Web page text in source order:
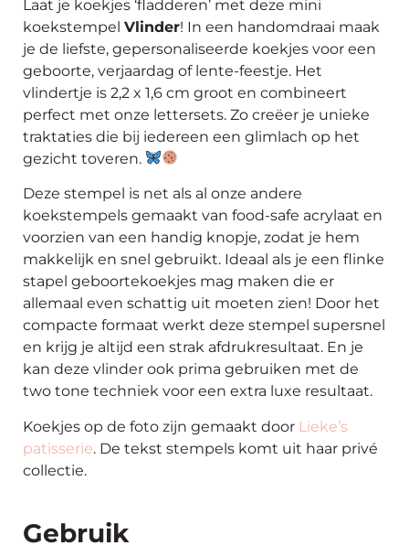
Laat je koekjes ‘fladderen’ met deze mini
koekstempel Vlinder! In een handomdraai maak
je de liefste, gepersonaliseerde koekjes voor een
geboorte, verjaardag of lente-feestje. Het
vlindertje is 2,2 x 1,6 cm groot en combineert
perfect met onze lettersets. Zo creëer je unieke
traktaties die bij iedereen een glimlach op het
gezicht toveren.
Deze stempel is net als al onze andere
koekstempels gemaakt van food-safe acrylaat en
voorzien van een handig knopje, zodat je hem
makkelijk en snel gebruikt. Ideaal als je een flinke
stapel geboortekoekjes mag maken die er
allemaal even schattig uit moeten zien! Door het
compacte formaat werkt deze stempel supersnel
en krijg je altijd een strak afdrukresultaat. En je
kan deze vlinder ook prima gebruiken met de
two tone techniek voor een extra luxe resultaat.
Koekjes op de foto zijn gemaakt door Lieke’s
patisserie. De tekst stempels komt uit haar privé
collectie.
Gebruik